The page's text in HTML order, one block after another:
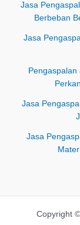
Jasa
Berbeban
Jasa
Jasa
Jasa
Copyright